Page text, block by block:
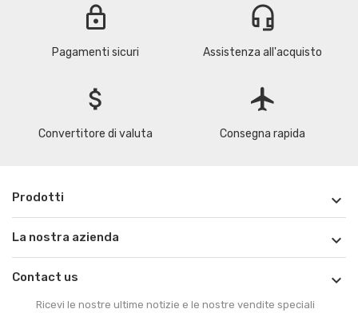
lock
Pagamenti sicuri
headset_mic
Assistenza all'acquisto
attach_money
Convertitore di valuta
flight
Consegna rapida
Prodotti 
La nostra azienda 
Contact us 
Ricevi le nostre ultime notizie e le nostre vendite speciali